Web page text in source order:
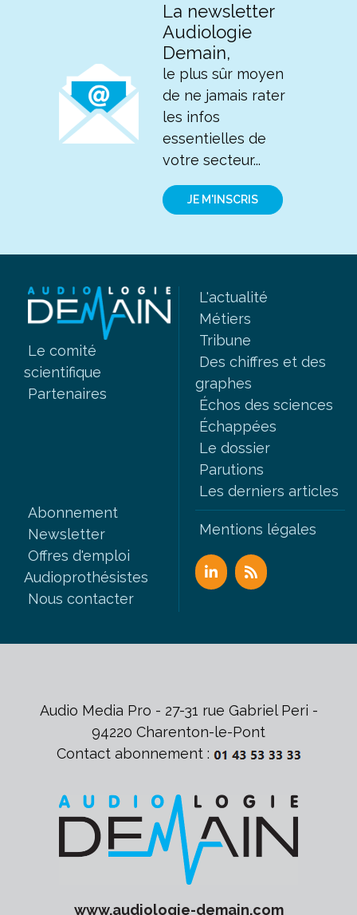
La newsletter
Audiologie
Demain,
le plus sûr moyen
de ne jamais rater
les infos
essentielles de
votre secteur...
JE M'INSCRIS
Le comité
scientifique
Partenaires
L'actualité
Métiers
Tribune
Des chiffres et des
graphes
Échos des sciences
Échappées
Le dossier
Parutions
Les derniers articles
Abonnement
Newsletter
Offres d'emploi
Audioprothésistes
Nous contacter
Mentions légales
Audio Media Pro - 27-31 rue Gabriel Peri -
94220 Charenton-le-Pont
Contact abonnement :
www.audiologie-demain.com